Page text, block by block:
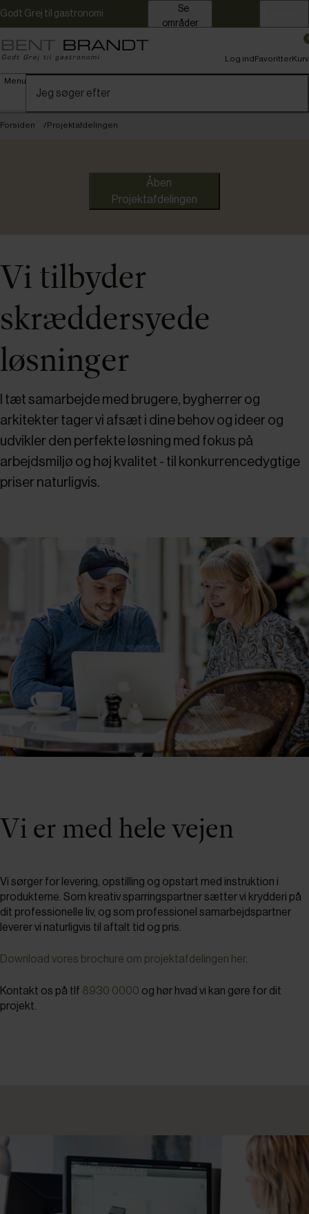
Godt Grej til gastronomi
områder
Menu
Log indFavoritterKurv
Forsiden Projektafdelingen
Projektafdelingen
Vi tilbyder
skræddersyede
løsninger
I tæt samarbejde med brugere, bygherrer og
arkitekter tager vi afsæt i dine behov og ideer og
udvikler den perfekte løsning med fokus på
arbejdsmiljø og høj kvalitet - til konkurrencedygtige
priser naturligvis.
Vi er med hele vejen
Vi sørger for levering, opstilling og opstart med instruktion i
produkterne. Som kreativ sparringspartner sætter vi krydderi på
dit professionelle liv, og som professionel samarbejdspartner
leverer vi naturligvis til aftalt tid og pris.
Download vores brochure om projektafdelingen her.
Kontakt os på tlf 8930 0000 og hør hvad vi kan gøre for dit
projekt.